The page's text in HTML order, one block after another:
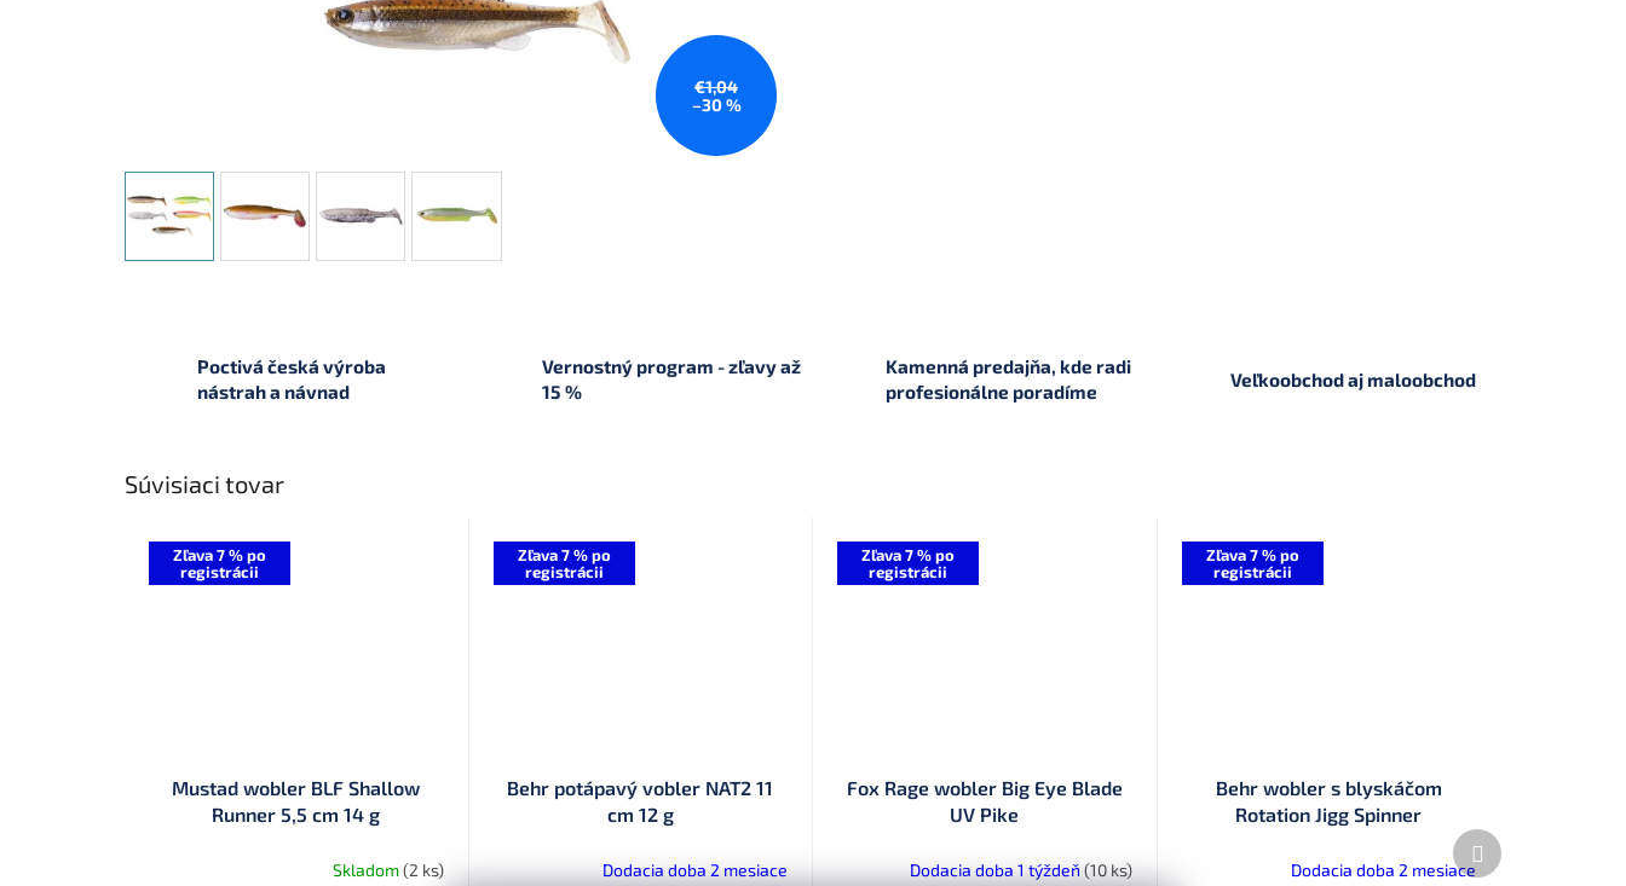
€1,04
–30 %
Poctivá česká výroba
nástrah a návnad
Vernostný program - zľavy až
15 %
Kamenná predajňa, kde radi
profesionálne poradíme
Veľkoobchod aj maloobchod
Súvisiaci tovar
Zľava 7 % po
registrácii
Mustad wobler BLF Shallow
Runner 5,5 cm 14 g
Skladom(2 ks)
Zľava 7 % po
registrácii
Behr potápavý vobler NAT2 11
cm 12 g
Dodacia doba 2 mesiace
Zľava 7 % po
registrácii
Fox Rage wobler Big Eye Blade
UV Pike
Dodacia doba 1 týždeň(10 ks)
Zľava 7 % po
registrácii
Behr wobler s blyskáčom
Rotation Jigg Spinner
Dodacia doba 2 mesiace
Ďalší
produkt